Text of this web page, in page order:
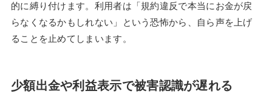
的に縛り付けます。利用者は「規約違反で本当にお金が戻
らなくなるかもしれない」という恐怖から、自ら声を上げ
ることを止めてしまいます。
少額出金や利益表示で被害認識が遅れる